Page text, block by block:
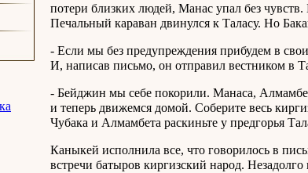
потери близких людей, Манас упал без
Печальный караван двинулся к Таласу. Но
- Если мы без предупреждения прибудем в
И, написав письмо, он отправил вестником в
- Бейджин мы себе покорили. Манаса,
и теперь движемся домой. Соберите весь
Чубака и Алмамбета раскиньте у предгорья
Каныкей исполнила все, что говорилось в
встречи батыров киргизский народ.